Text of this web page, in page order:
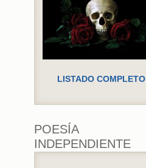
LISTADO COMPLETO
POESÍA
INDEPENDIENTE